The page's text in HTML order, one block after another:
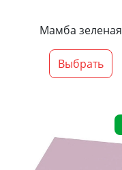
Мамба зеленая
Выбрать